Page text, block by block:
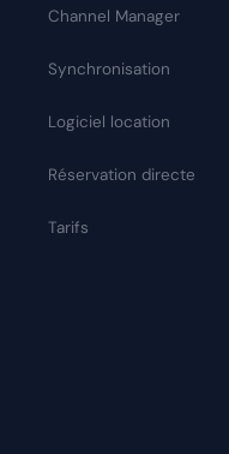
Channel Manager
Synchronisation
Logiciel location
Réservation directe
Tarifs